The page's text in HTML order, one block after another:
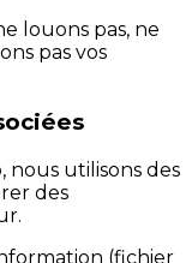
louons pas, ne
pas vos
nous utilisons des
des
(fichier